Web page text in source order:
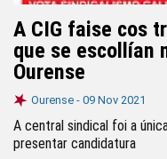
A CIG faise cos
que se escollían
Ourense
Ourense - 09 Nov 2021
A central sindical foi a
presentar candidatura